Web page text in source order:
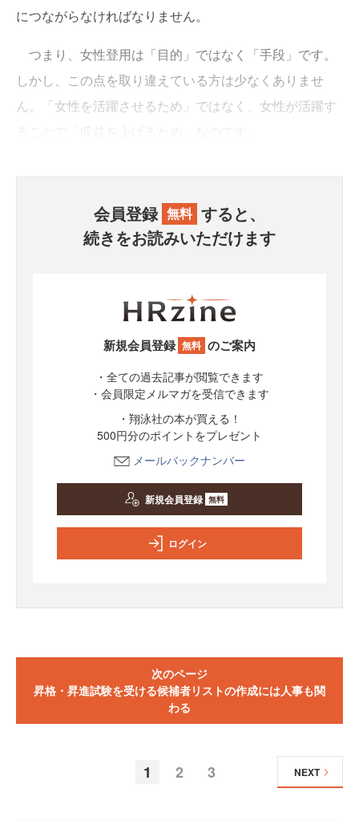
につながらなければなりません。
つまり、女性登用は「目的」ではなく「手段」です。
しかし、この点を取り違えている方は少なくありませ
ん。「女性を活躍させるため」ではなく、女性が活躍す
会員登録 無料 すると、
続きをお読みいただけます
新規会員登録 無料 のご案内
・全ての過去記事が閲覧できます
・会員限定メルマガを受信できます
・翔泳社の本が買える！
500円分のポイントをプレゼント
メールバックナンバー
新規会員登録 無料
ログイン
次のページ
昇格・昇進試験を受ける候補者リストの作成には人事も関
わる
1 2 3 NEXT